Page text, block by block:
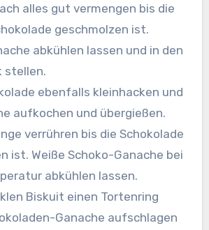
alles gut vermengen bis die
geschmolzen ist.
abkühlen lassen und in den
stellen.
ebenfalls kleinhacken und
aufkochen und übergießen.
verrühren bis die Schokolade
ist. Weiße Schoko-Ganache bei
abkühlen lassen.
Biskuit einen Tortenring
Ganache aufschlagen